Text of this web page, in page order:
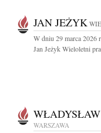
JAN JEŻYK
W dniu 29 marca 2026
Jan Jeżyk Wieloletni
WARSZAWA